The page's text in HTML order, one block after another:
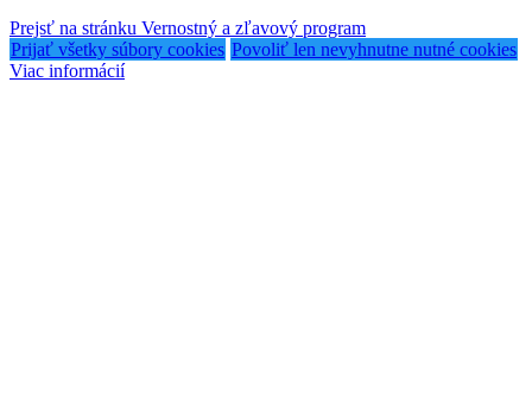
Prejsť na stránku Vernostný a zľavový program
Prijať všetky súbory cookies Povoliť len nevyhnutne nutné cookies
Viac informácií